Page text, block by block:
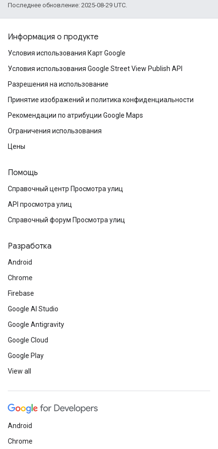
Последнее обновление: 2025-08-29 UTC.
Информация о продукте
Условия использования Карт Google
Условия использования Google Street View Publish API
Разрешения на использование
Принятие изображений и политика конфиденциальности
Рекомендации по атрибуции Google Maps
Ограничения использования
Цены
Помощь
Справочный центр Просмотра улиц
API просмотра улиц
Справочный форум Просмотра улиц
Разработка
Android
Chrome
Firebase
Google AI Studio
Google Antigravity
Google Cloud
Google Play
View all
Android
Chrome